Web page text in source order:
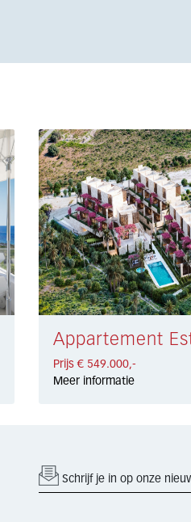
Prijs € 549.000,-
Meer informatie
Schrijf je in op onze